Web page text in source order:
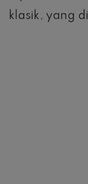
klasik, yang